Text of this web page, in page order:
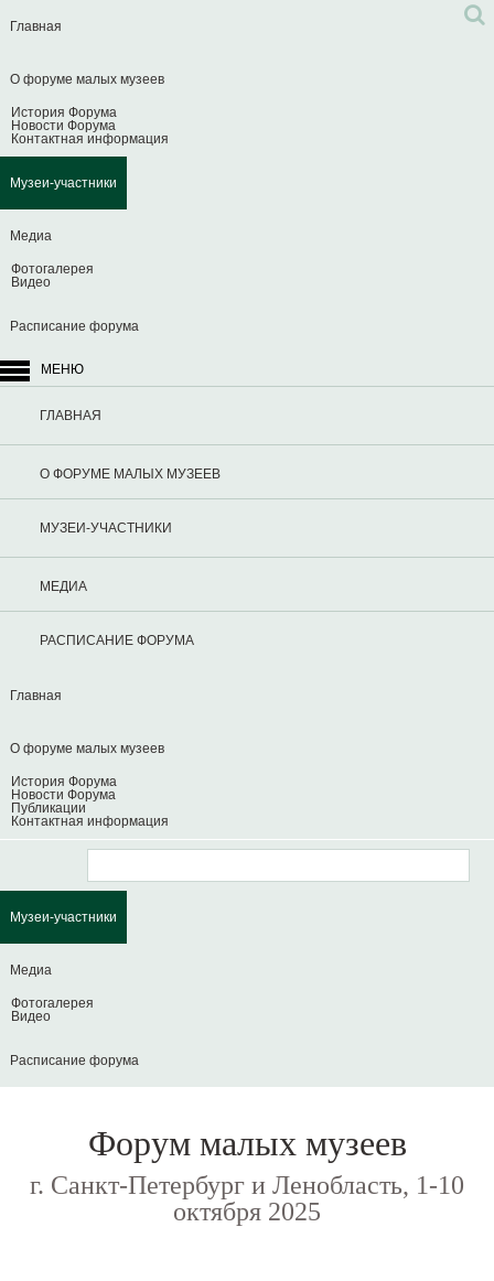
Главная
О форуме малых музеев
История Форума
Новости Форума
Контактная информация
Музеи-участники
Медиа
Фотогалерея
Видео
Расписание форума
МЕНЮ
ГЛАВНАЯ
О ФОРУМЕ МАЛЫХ МУЗЕЕВ
МУЗЕИ-УЧАСТНИКИ
МЕДИА
РАСПИСАНИЕ ФОРУМА
Главная
О форуме малых музеев
История Форума
Новости Форума
Публикации
Контактная информация
Музеи-участники
Медиа
Фотогалерея
Видео
Расписание форума
Форум малых музеев
г. Санкт-Петербург и Ленобласть, 1-10
октября 2025